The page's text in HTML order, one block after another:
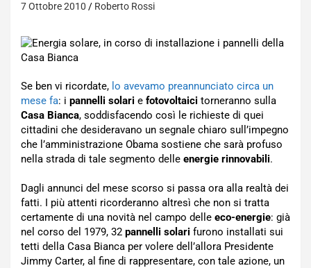
7 Ottobre 2010 Roberto Rossi
Se ben vi ricordate, lo avevamo preannunciato circa un
mese fa: i pannelli solari e fotovoltaici torneranno sulla
Casa Bianca, soddisfacendo così le richieste di quei
cittadini che desideravano un segnale chiaro sull’impegno
che l’amministrazione Obama sostiene che sarà profuso
nella strada di tale segmento delle energie rinnovabili.
Dagli annunci del mese scorso si passa ora alla realtà dei
fatti. I più attenti ricorderanno altresì che non si tratta
certamente di una novità nel campo delle eco-energie: già
nel corso del 1979, 32 pannelli solari furono installati sui
tetti della Casa Bianca per volere dell’allora Presidente
Jimmy Carter, al fine di rappresentare, con tale azione, un